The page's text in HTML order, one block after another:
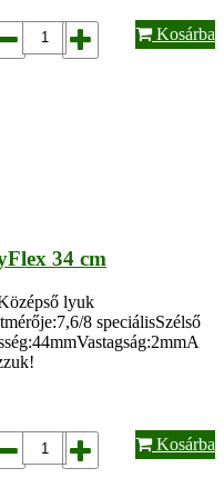
Kosárba
34 cm
lyuk
8 speciálisSzélső
Kosárba